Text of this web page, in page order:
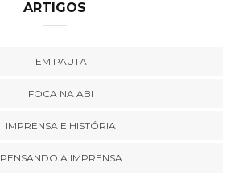
ARTIGOS
EM PAUTA
FOCA NA ABI
IMPRENSA E HISTÓRIA
PENSANDO A IMPRENSA